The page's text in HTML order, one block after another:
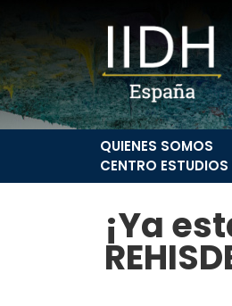
QUIENES SOMOS
CENTRO
¡Ya